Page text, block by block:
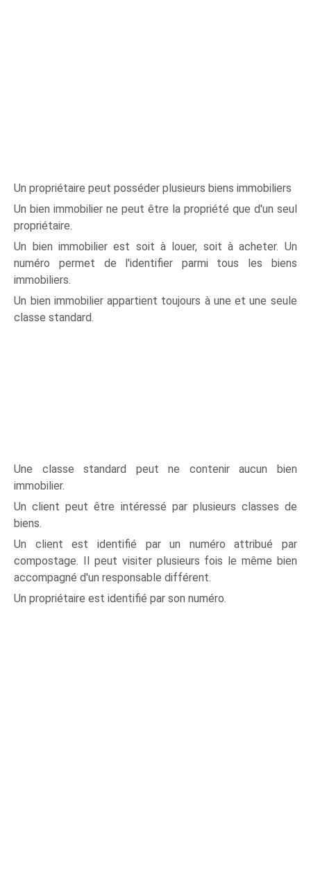
Un propriétaire peut posséder plusieurs biens immobiliers
Un bien immobilier ne peut être la propriété que d'un seul
propriétaire.
Un bien immobilier est soit à louer, soit à acheter. Un
numéro permet de l'identifier parmi tous les biens
immobiliers.
Un bien immobilier appartient toujours à une et une seule
classe standard.
Une classe standard peut ne contenir aucun bien
immobilier.
Un client peut être intéressé par plusieurs classes de
biens.
Un client est identifié par un numéro attribué par
compostage. Il peut visiter plusieurs fois le même bien
accompagné d'un responsable différent.
Un propriétaire est identifié par son numéro.